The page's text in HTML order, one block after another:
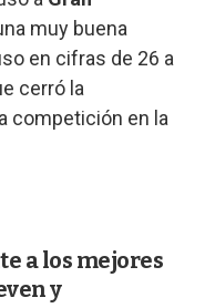
muy buena
en cifras de 26 a
cerró la
competición en la
a los mejores
y